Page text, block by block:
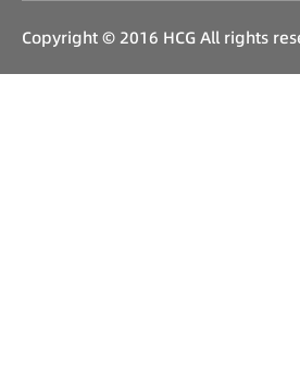
Copyright © 2016 HCG All rights